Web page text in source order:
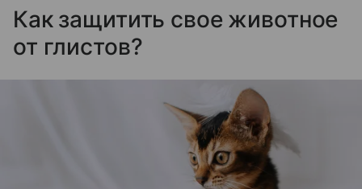
Как защитить свое животное
от глистов?